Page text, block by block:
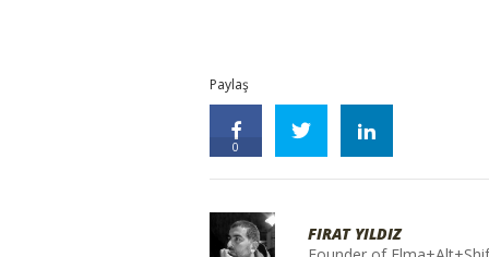
Paylaş
0
FIRAT YILDIZ